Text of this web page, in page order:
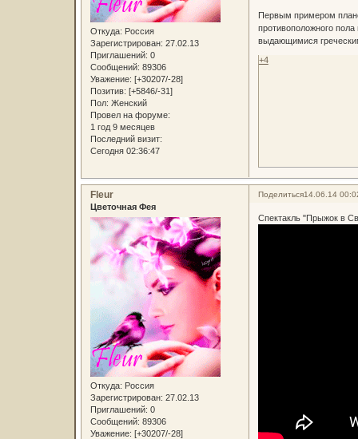
Откуда: Россия
Зарегистрирован: 27.02.13
Приглашений: 0
Сообщений: 89306
Уважение: [+30207/-28]
Позитив: [+5846/-31]
Пол: Женский
Провел на форуме:
1 год 9 месяцев
Последний визит:
Сегодня 02:36:47
Первым примером
противоположного
выдающимися
+4
Поделиться14.06.14
Fleur
Цветочная Фея
Откуда: Россия
Зарегистрирован: 27.02.13
Приглашений: 0
Сообщений: 89306
Уважение: [+30207/-28]
Спектакль "Прыжок в